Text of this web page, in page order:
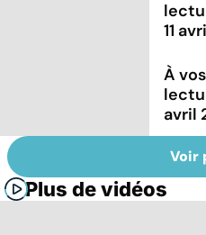
11
À
avril
Voir
Plus de vidéos